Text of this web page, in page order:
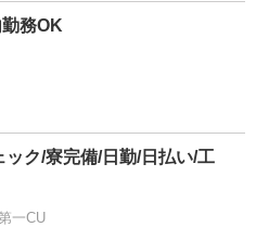
務OK
ク/寮完備/日勤/日払い/工
一CU